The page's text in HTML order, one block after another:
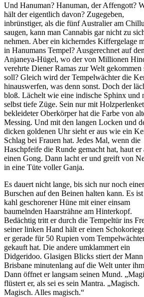
Und Hanuman? Hanuman, der Affengott?
hält der eigentlich davon? Zugegeben,
inbrünstiger, als die fünf Australier am
saugen, kann man Cannabis gar nicht zu
nehmen. Aber ein kicherndes Kiffergelage
in Hanumans Tempel? Ausgerechnet auf
Anjaneya-Hügel, wo der von Millionen
verehrte Diener Ramas zur Welt gekommen
soll? Gleich wird der Tempelwächter die
hinauswerfen, was denn sonst. Doch der
bloß. Lächelt wie eine indische Sphinx und
selbst tiefe Züge. Sein nur mit
bekleideter Oberkörper hat die Farbe von
Messing. Und mit den langen Locken und
dicken goldenen Uhr sieht er aus wie ein
Schlag bei Frauen hat. Jedes Mal, wenn die
Haschpfeife die Runde gemacht hat, haut er
einen Gong. Dann lacht er und greift von
in eine Tüte voller Ganja.
Es dauert nicht lange, bis sich nur noch
Burschen auf den Beinen halten kann. Es
kahl geschorener Hüne mit einer einsam
baumelnden Haarsträhne am Hinterkopf.
Bedächtig tritt er durch die Tempeltür ins
seiner linken Hand hält er einen
er gerade für 50 Rupien vom
gekauft hat. Die andere umklammert ein
Didgeridoo. Glasigen Blicks stiert der Mann
Brisbane minutenlang auf die Welt unter
Dann öffnet er langsam seinen Mund.
flüstert er, als sei es sein Mantra. „Magisch.
Magisch. Alles magisch.“